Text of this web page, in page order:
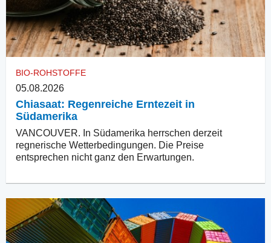
BIO-ROHSTOFFE
05.08.2026
Chiasaat: Regenreiche Erntezeit in
Südamerika
VANCOUVER. In Südamerika herrschen derzeit
regnerische Wetterbedingungen. Die Preise
entsprechen nicht ganz den Erwartungen.